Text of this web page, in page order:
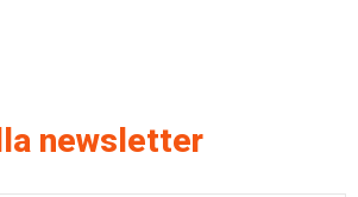
newsletter